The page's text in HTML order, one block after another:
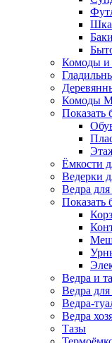
Комоды и
Комоды
Показать
Ёмкости
Ведерки
Ведра
Показать
Ведра и
Ведра
Ведра-
Ведра
Тазы